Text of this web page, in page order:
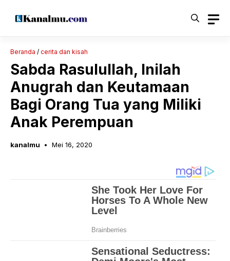
Beranda / cerita dan kisah
Sabda Rasulullah, Inilah
Anugrah dan Keutamaan
Bagi Orang Tua yang Miliki
Anak Perempuan
kanalmu Mei 16, 2020